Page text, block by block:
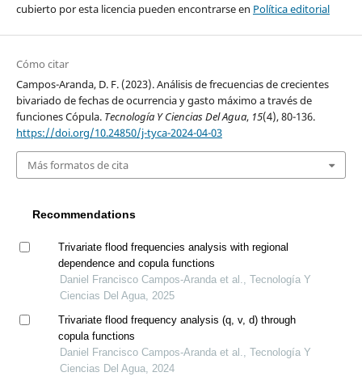
cubierto por esta licencia pueden encontrarse en Política editorial
Cómo citar
Campos-Aranda, D. F. (2023). Análisis de frecuencias de crecientes
bivariado de fechas de ocurrencia y gasto máximo a través de
funciones Cópula. Tecnología Y Ciencias Del Agua, 15(4), 80-136.
https://doi.org/10.24850/j-tyca-2024-04-03
Más formatos de cita
Recommendations
Trivariate flood frequencies analysis with regional
dependence and copula functions
Daniel Francisco Campos-Aranda et al., Tecnología Y
Ciencias Del Agua, 2025
Trivariate flood frequency analysis (q, v, d) through
copula functions
Daniel Francisco Campos-Aranda et al., Tecnología Y
Ciencias Del Agua, 2024